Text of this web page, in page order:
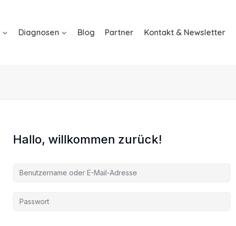
Diagnosen Blog Partner Kontakt & Newsletter
Hallo, willkommen zurück!